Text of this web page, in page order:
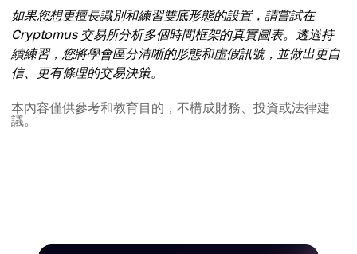
如果您想更擅長識別和練習雙底形態的設置，請嘗試在
Cryptomus 交易所分析多個時間框架的真實圖表。透過持
續練習，您將學會區分清晰的形態和虛假訊號，並做出更自
信、更有條理的交易決策。
本內容僅供參考和教育目的，不構成財務、投資或法律建
議。